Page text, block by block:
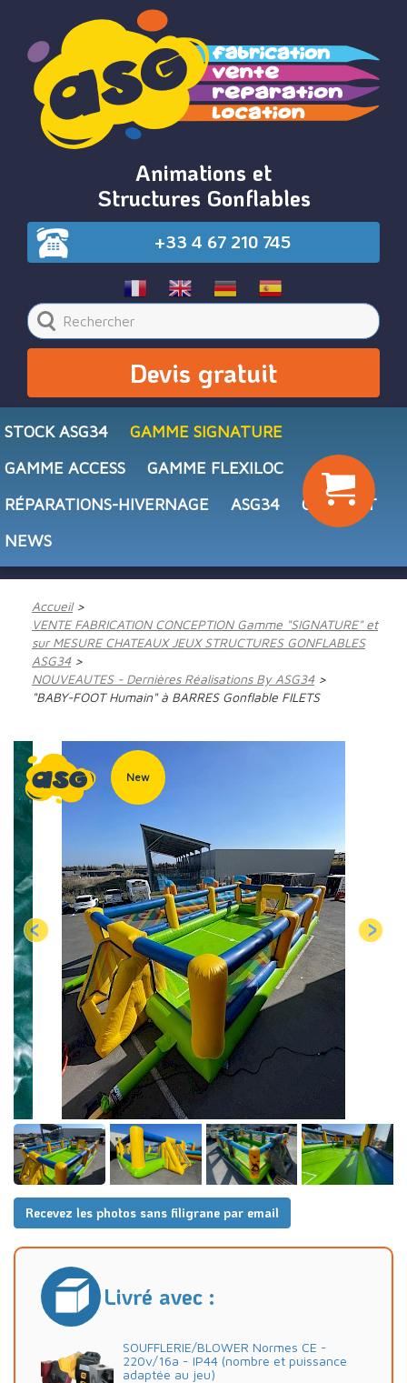
Animations et
Structures Gonflables
+33 4 67 210 745
Devis gratuit
STOCK ASG34
GAMME SIGNATURE
GAMME ACCESS
GAMME FLEXILOC
RÉPARATIONS-HIVERNAGE
ASG34
CONTACT
NEWS
Accueil
VENTE FABRICATION CONCEPTION Gamme "SIGNATURE" et
sur MESURE CHATEAUX JEUX STRUCTURES GONFLABLES
ASG34
NOUVEAUTES - Dernières Réalisations By ASG34
"BABY-FOOT Humain" à BARRES Gonflable FILETS
Recevez les photos sans filigrane par email
New
Livré avec :
SOUFFLERIE/BLOWER Normes CE -
220v/16a - IP44 (nombre et puissance
adaptée au jeu)